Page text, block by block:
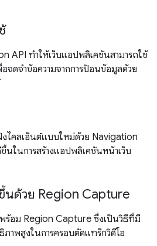
API ทำให้เว็บแอปพลิเคชันสามารถใช้
จดจำข้อความจากการป้อนข้อมูลด้วย
ไคลเอ็นต์แบบใหม่ด้วย Navigation
ในการสร้างแอปพลิเคชันหน้าเว็บ
นด้วย Region Capture
ร้อม Region Capture ซึ่งเป็นวิธีที่มี
าพสูงในการครอบตัดแทร็กวิดีโอ